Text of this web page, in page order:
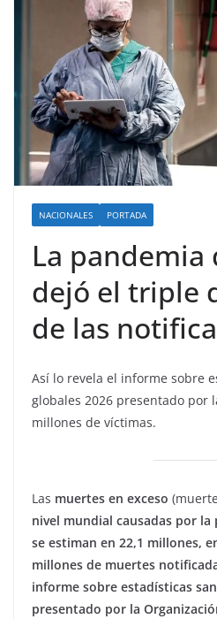
NACIONALES PORTADA
La pandemia
dejó el triple
de las
Así lo revela el informe sobre
globales 2026 presentado por
millones de víctimas.
Las muertes en exceso
nivel mundial causadas por la
se estiman en 22,1 millones,
millones de muertes
informe sobre estadísticas
presentado por la